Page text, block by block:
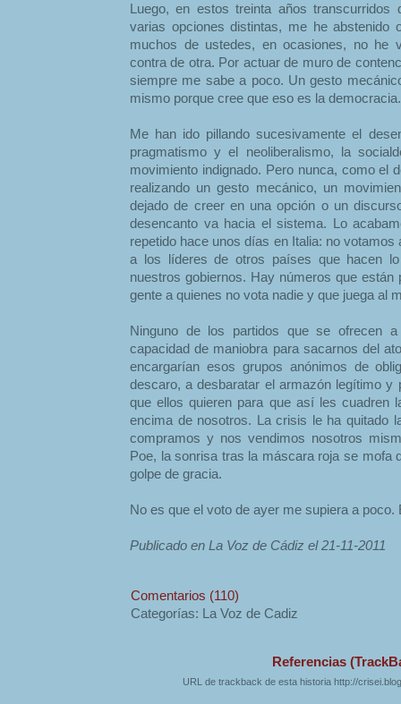
Luego, en estos treinta años transcurridos
varias opciones distintas, me he abstenido
muchos de ustedes, en ocasiones, no he
contra de otra. Por actuar de muro de
siempre me sabe a poco. Un gesto
mismo porque cree que eso es la democracia.
Me han ido pillando sucesivamente el
pragmatismo y el neoliberalismo, la
movimiento indignado. Pero nunca, como el
realizando un gesto mecánico, un
dejado de creer en una opción o un
desencanto va hacia el sistema. Lo
repetido hace unos días en Italia: no votamos
a los líderes de otros países que hacen
nuestros gobiernos. Hay números que
gente a quienes no vota nadie y que juega al
Ninguno de los partidos que se ofrecen
capacidad de maniobra para sacarnos del
encargarían esos grupos anónimos de
descaro, a desbaratar el armazón legítimo y
que ellos quieren para que así les cuadren
encima de nosotros. La crisis le ha quitado
compramos y nos vendimos nosotros
Poe, la sonrisa tras la máscara roja se mofa
golpe de gracia.
No es que el voto de ayer me supiera a
Publicado en La Voz de Cádiz el 21-11-2011
Comentarios (110)
Categorías: La Voz de Cadiz
Referencias
URL de trackback de esta historia http://